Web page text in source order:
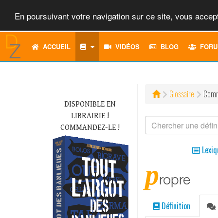
En poursuivant votre navigation sur ce site, vous
ACCUEIL VIDÉOS BLOG
DISPONIBLE EN
LIBRAIRIE !
COMMANDEZ-LE !
Glossaire
propre
Définition